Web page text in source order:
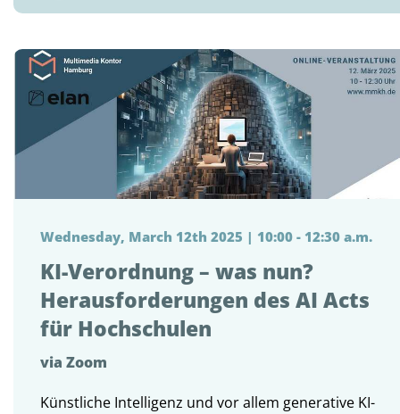
Wednesday, March 12th 2025 | 10:00 - 12:30 a.m.
KI-Verordnung – was nun?
Herausforderungen des AI Acts
für Hochschulen
via Zoom
Künstliche Intelligenz und vor allem generative KI-